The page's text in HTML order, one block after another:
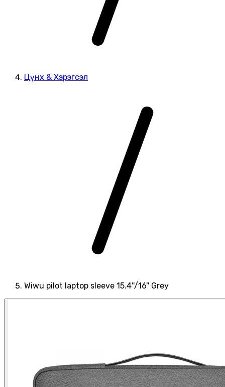
Цүнх & Хэрэгсэл
Wiwu pilot laptop sleeve 15.4''/16'' Grey